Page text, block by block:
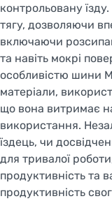
контрольовану
тягу, дозволяючи
включаючи
та навіть мокрі
особливістю шини
матеріали,
що вона витримає
використання.
їздець, чи
для тривалої
продуктивність та
продуктивність